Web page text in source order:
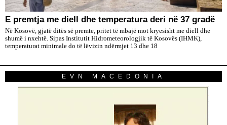
E premtja me diell dhe temperatura deri në 37 gradë
Në Kosovë, gjatë ditës së premte, pritet të mbajë mot kryesisht me diell dhe
shumë i nxehtë. Sipas Institutit Hidrometeorologjik të Kosovës (IHMK),
temperaturat minimale do të lëvizin ndërmjet 13 dhe 18
EVN MACEDONIA